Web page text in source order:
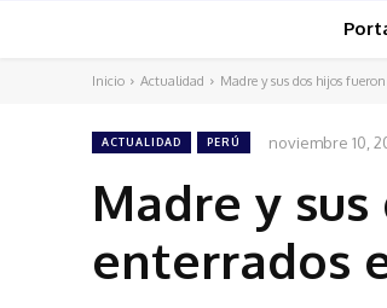
Inicio Actualidad Madre y sus dos hijos
ACTUALIDAD PERÚ noviembre 10,
Madre y
enterrados